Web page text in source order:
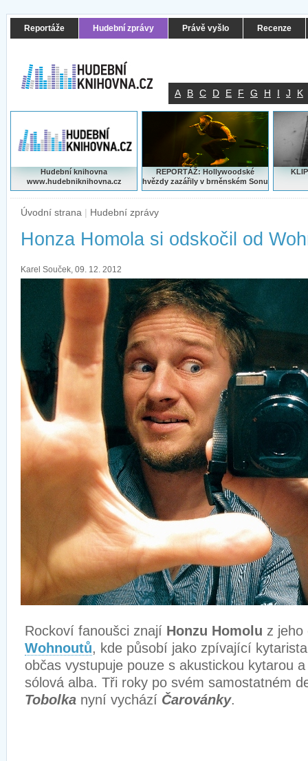
Reportáže Hudební zprávy Právě vyšlo Recenze
A B C D E F G H I J K
Hudební knihovna
www.hudebniknihovna.cz
REPORTÁŽ: Hollywoodské
hvězdy zazářily v brněnském Sonu
Úvodní strana | Hudební zprávy
Honza Homola si odskočil od
Karel Souček, 09. 12. 2012
Rockoví fanoušci znají Honzu Homolu z jeho
Wohnoutů, kde působí jako zpívající
občas vystupuje pouze s akustickou kytarou
sólová alba. Tři roky po svém samostatném
Tobolka nyní vychází Čarovánky.